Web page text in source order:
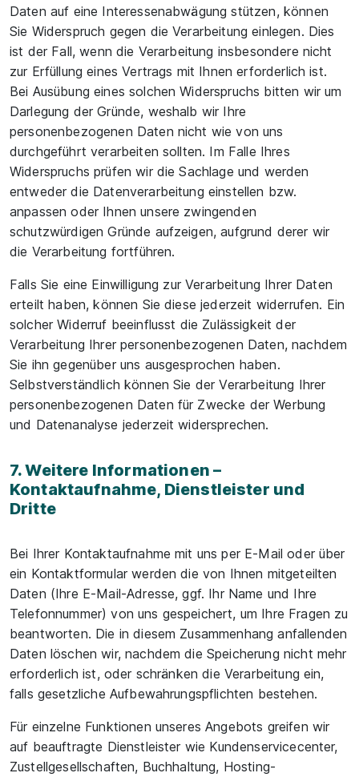
Daten auf eine Interessenabwägung stützen, können
Sie Widerspruch gegen die Verarbeitung einlegen. Dies
ist der Fall, wenn die Verarbeitung insbesondere nicht
zur Erfüllung eines Vertrags mit Ihnen erforderlich ist.
Bei Ausübung eines solchen Widerspruchs bitten wir um
Darlegung der Gründe, weshalb wir Ihre
personenbezogenen Daten nicht wie von uns
durchgeführt verarbeiten sollten. Im Falle Ihres
Widerspruchs prüfen wir die Sachlage und werden
entweder die Datenverarbeitung einstellen bzw.
anpassen oder Ihnen unsere zwingenden
schutzwürdigen Gründe aufzeigen, aufgrund derer wir
die Verarbeitung fortführen.
Falls Sie eine Einwilligung zur Verarbeitung Ihrer Daten
erteilt haben, können Sie diese jederzeit widerrufen. Ein
solcher Widerruf beeinflusst die Zulässigkeit der
Verarbeitung Ihrer personenbezogenen Daten, nachdem
Sie ihn gegenüber uns ausgesprochen haben.
Selbstverständlich können Sie der Verarbeitung Ihrer
personenbezogenen Daten für Zwecke der Werbung
und Datenanalyse jederzeit widersprechen.
7. Weitere Informationen –
Kontaktaufnahme, Dienstleister und
Dritte
Bei Ihrer Kontaktaufnahme mit uns per E-Mail oder über
ein Kontaktformular werden die von Ihnen mitgeteilten
Daten (Ihre E-Mail-Adresse, ggf. Ihr Name und Ihre
Telefonnummer) von uns gespeichert, um Ihre Fragen zu
beantworten. Die in diesem Zusammenhang anfallenden
Daten löschen wir, nachdem die Speicherung nicht mehr
erforderlich ist, oder schränken die Verarbeitung ein,
falls gesetzliche Aufbewahrungspflichten bestehen.
Für einzelne Funktionen unseres Angebots greifen wir
auf beauftragte Dienstleister wie Kundenservicecenter,
Zustellgesellschaften, Buchhaltung, Hosting-